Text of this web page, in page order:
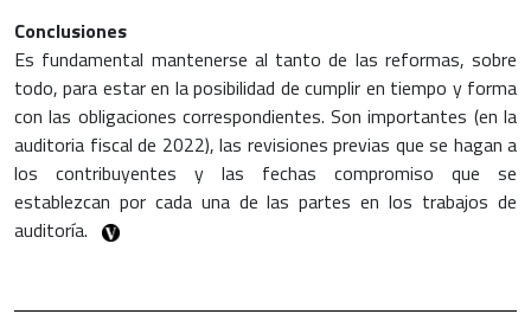
Conclusiones
Es fundamental mantenerse al tanto de las reformas, sobre
todo, para estar en la posibilidad de cumplir en tiempo y forma
con las obligaciones correspondientes. Son importantes (en la
auditoria fiscal de 2022), las revisiones previas que se hagan a
los contribuyentes y las fechas compromiso que se
establezcan por cada una de las partes en los trabajos de
auditoría.